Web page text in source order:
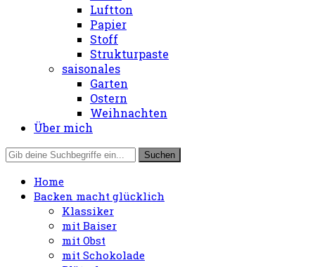
Luftton
Papier
Stoff
Strukturpaste
saisonales
Garten
Ostern
Weihnachten
Über mich
Home
Backen macht glücklich
Klassiker
mit Baiser
mit Obst
mit Schokolade